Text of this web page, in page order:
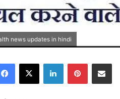
news updates in hindi
Facebook X LinkedIn Pinterest Share via Email